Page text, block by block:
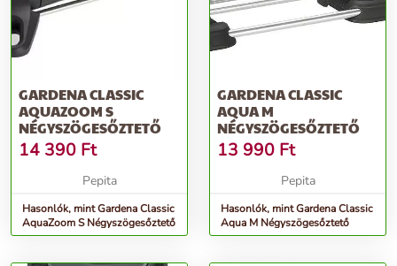
GARDENA CLASSIC
AQUAZOOM S
NÉGYSZÖGESŐZTETŐ
14 390 Ft
Pepita
Hasonlók, mint Gardena Classic
AquaZoom S Négyszögesőztető
GARDENA CLASSIC
AQUA M
NÉGYSZÖGESŐZTETŐ
13 990 Ft
Pepita
Hasonlók, mint Gardena Classic
Aqua M Négyszögesőztető